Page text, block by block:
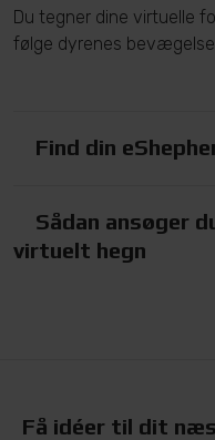
Du tegner dine virtuelle
følge dyrenes
Find din
Sådan ansøger
virtuelt hegn
Få idéer til dit